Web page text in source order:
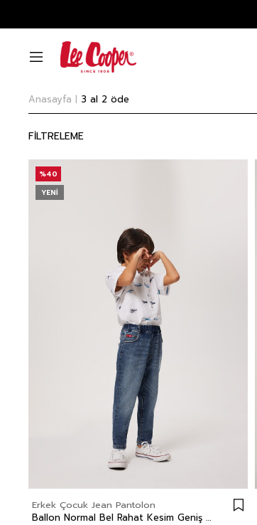
Anasayfa 3 al 2 öde
FİLTRELEME
Erkek Çocuk Jean Pantolon
Ballon Normal Bel Rahat Kesim Geniş Paça Mavi Erkek Çocuk Jean Pantolon
%40
YENI